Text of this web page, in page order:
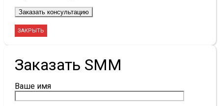
ЗАКРЫТЬ
Заказать SMM
Ваше имя